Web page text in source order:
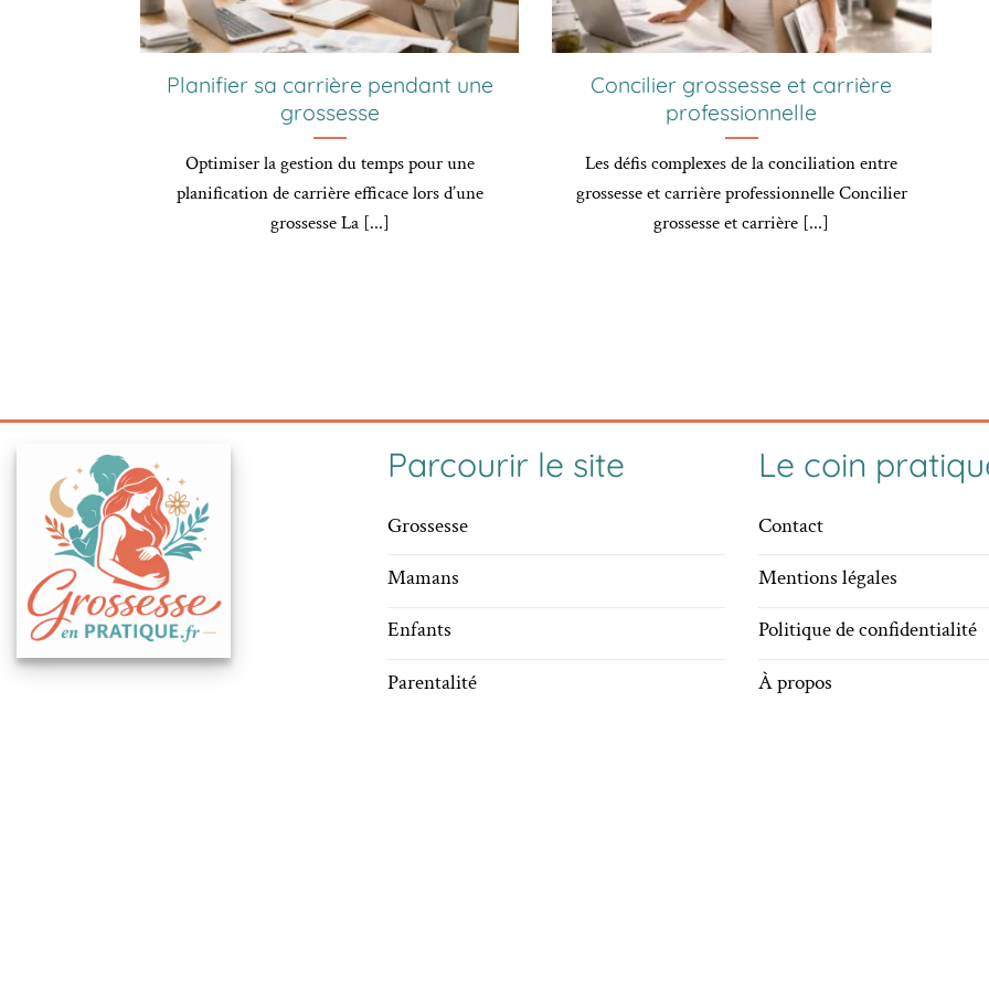
Planifier sa carrière pendant une
grossesse
Optimiser la gestion du temps pour une
planification de carrière efficace lors d’une
grossesse La [...]
Concilier grossesse et carrière
professionnelle
Les défis complexes de la conciliation entre
grossesse et carrière professionnelle Concilier
grossesse et carrière [...]
Parcourir le site
Grossesse
Mamans
Enfants
Parentalité
Le coin
Contact
Mentions légales
Politique de confidentialité
À propos